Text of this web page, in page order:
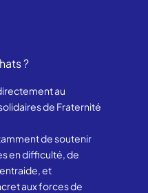
?
au
de Fraternité
de soutenir
en difficulté, de
et
aux forces de